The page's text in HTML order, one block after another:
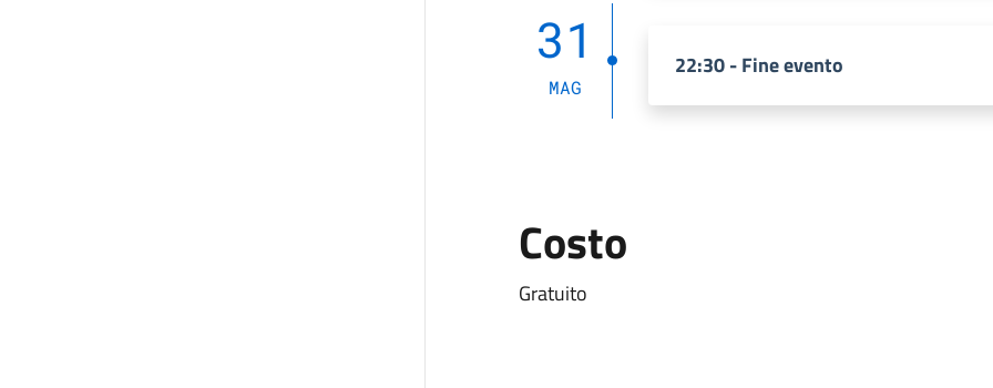
31
MAG
22:30 - Fine evento
Costo
Gratuito